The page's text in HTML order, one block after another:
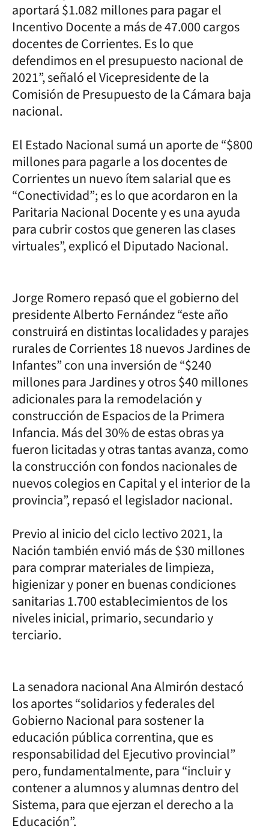
aportará $1.082 millones para pagar el
Incentivo Docente a más de 47.000 cargos
docentes de Corrientes. Es lo que
defendimos en el presupuesto nacional de
2021”, señaló el Vicepresidente de la
Comisión de Presupuesto de la Cámara baja
nacional.
El Estado Nacional sumá un aporte de “$800
millones para pagarle a los docentes de
Corrientes un nuevo ítem salarial que es
“Conectividad”; es lo que acordaron en la
Paritaria Nacional Docente y es una ayuda
para cubrir costos que generen las clases
virtuales”, explicó el Diputado Nacional.
Jorge Romero repasó que el gobierno del
presidente Alberto Fernández “este año
construirá en distintas localidades y parajes
rurales de Corrientes 18 nuevos Jardines de
Infantes” con una inversión de “$240
millones para Jardines y otros $40 millones
adicionales para la remodelación y
construcción de Espacios de la Primera
Infancia. Más del 30% de estas obras ya
fueron licitadas y otras tantas avanza, como
la construcción con fondos nacionales de
nuevos colegios en Capital y el interior de la
provincia”, repasó el legislador nacional.
Previo al inicio del ciclo lectivo 2021, la
Nación también envió más de $30 millones
para comprar materiales de limpieza,
higienizar y poner en buenas condiciones
sanitarias 1.700 establecimientos de los
niveles inicial, primario, secundario y
terciario.
La senadora nacional Ana Almirón destacó
los aportes “solidarios y federales del
Gobierno Nacional para sostener la
educación pública correntina, que es
responsabilidad del Ejecutivo provincial”
pero, fundamentalmente, para “incluir y
contener a alumnos y alumnas dentro del
Sistema, para que ejerzan el derecho a la
Educación”.